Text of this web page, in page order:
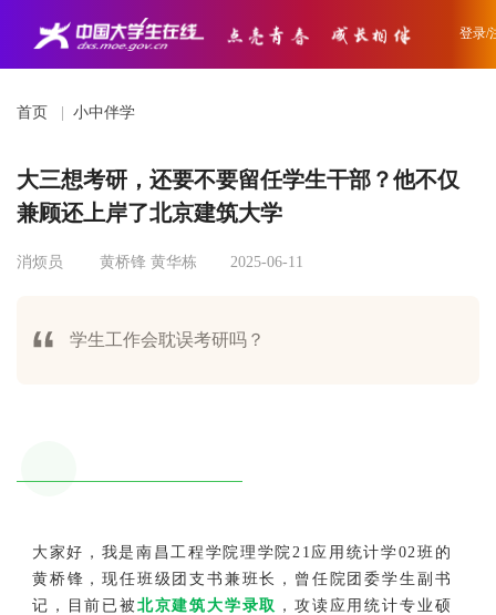
登录/
首页 小中伴学
大三想考研，还要不要留任学生干部？他不仅
兼顾还上岸了北京建筑大学
消烦员 黄桥锋 黄华栋 2025-06-11
学生工作会耽误考研吗？
大家好，我是南昌工程学院理学院21应用统计学02班的
黄桥锋，现任班级团支书兼班长，曾任院团委学生副书
记，目前已被 北京建筑大学录取 ，攻读应用统计专业硕